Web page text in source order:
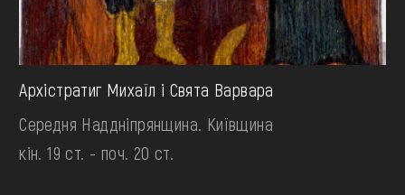
Архістратиг Михаїл і Свята Варвара
Середня Наддніпрянщина. Київщина
кін. 19 ст. - поч. 20 ст.